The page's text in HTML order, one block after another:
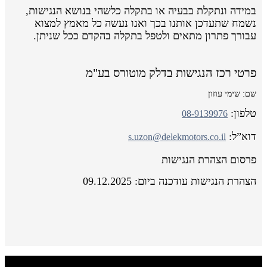
במידה ונתקלת בבעיה או בתקלה כלשהי בנושא הנגישות,
נשמח שתעדכן אותנו בכך ואנו נעשה כל מאמץ למצוא
עבורך פתרון מתאים ולטפל בתקלה בהקדם ככל שניתן.
פרטי רכז הנגישות בדלק מוטורס בע"מ
שם: שימי עוזון
טלפון: 08-9139976
דוא”ל: s.uzon@delekmotors.co.il
פרסום הצהרת הנגישות
הצהרת הנגישות עודכנה ביום: 09.12.2025